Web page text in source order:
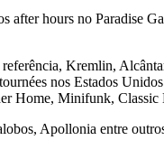
hours no Paradise
referência, Kremlin,
nos Estados
Home, Minifunk,
Apollonia entre